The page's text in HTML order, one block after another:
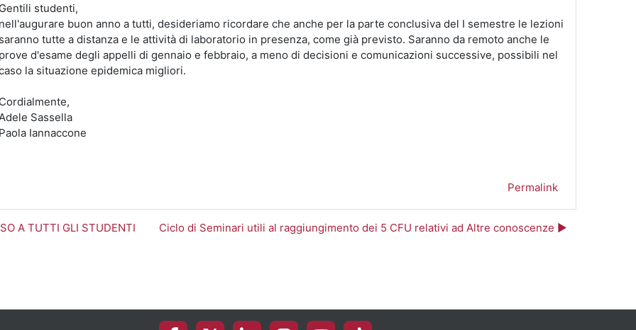
Gentili studenti,
nell'augurare buon anno a tutti, desideriamo ricordare che anche per la parte conclusiva del I semestre le lezioni
saranno tutte a distanza e le attività di laboratorio in presenza, come già previsto. Saranno da remoto anche le
prove d'esame degli appelli di gennaio e febbraio, a meno di decisioni e comunicazioni successive, possibili nel
la situazione epidemica migliori.
Cordialmente,
Adele Sassella
Paola Iannaccone
Permalink
A TUTTI GLI STUDENTI Ciclo di Seminari utili al raggiungimento dei 5 CFU relativi ad Altre conoscenze ▶︎